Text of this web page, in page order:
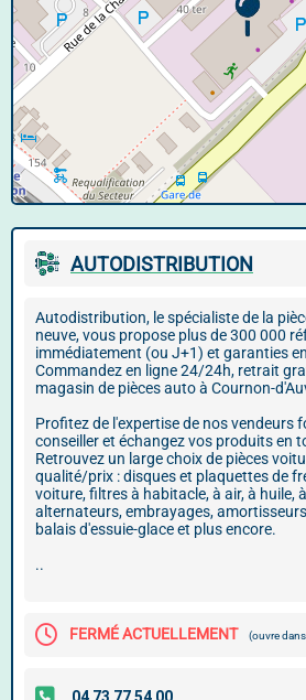
AUTODISTRIBUTION
Autodistribution, le spécialiste de la
neuve, vous propose plus de 300 000
immédiatement (ou J+1) et garanties
Commandez en ligne 24/24h, retrait
magasin de pièces auto à Cournon-
Profitez de l'expertise de nos vendeurs
conseiller et échangez vos produits en
Retrouvez un large choix de pièces
qualité/prix : disques et plaquettes de
voiture, filtres à habitacle, à air, à huile,
alternateurs, embrayages,
balais d'essuie-glace et plus encore.
..
FERMÉ ACTUELLEMENT (ouvre